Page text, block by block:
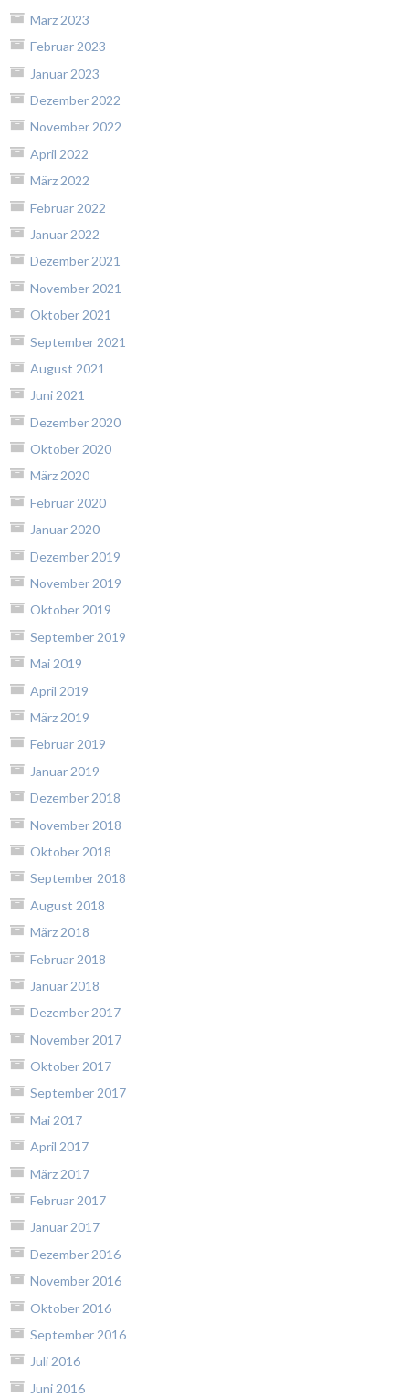
März 2023
Februar 2023
Januar 2023
Dezember 2022
November 2022
April 2022
März 2022
Februar 2022
Januar 2022
Dezember 2021
November 2021
Oktober 2021
September 2021
August 2021
Juni 2021
Dezember 2020
Oktober 2020
März 2020
Februar 2020
Januar 2020
Dezember 2019
November 2019
Oktober 2019
September 2019
Mai 2019
April 2019
März 2019
Februar 2019
Januar 2019
Dezember 2018
November 2018
Oktober 2018
September 2018
August 2018
März 2018
Februar 2018
Januar 2018
Dezember 2017
November 2017
Oktober 2017
September 2017
Mai 2017
April 2017
März 2017
Februar 2017
Januar 2017
Dezember 2016
November 2016
Oktober 2016
September 2016
Juli 2016
Juni 2016